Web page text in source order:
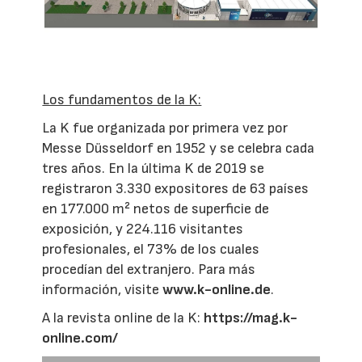
Los fundamentos de la K:
La K fue organizada por primera vez por
Messe Düsseldorf en 1952 y se celebra cada
tres años. En la última K de 2019 se
registraron 3.330 expositores de 63 países
en 177.000 m² netos de superficie de
exposición, y 224.116 visitantes
profesionales, el 73% de los cuales
procedían del extranjero. Para más
información, visitewww.k-online.de.
A la revista online de la K: https://mag.k-
online.com/